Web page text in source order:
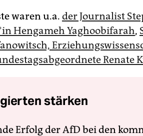
waren u.a. der Journalist
Hengameh Yaghoobifarah,
Renate
stärken
Erfolg der AfD bei den